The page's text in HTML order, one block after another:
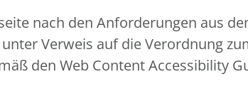
nach den Anforderungen aus
Verweis auf die Verordnung
den Web Content Accessibility